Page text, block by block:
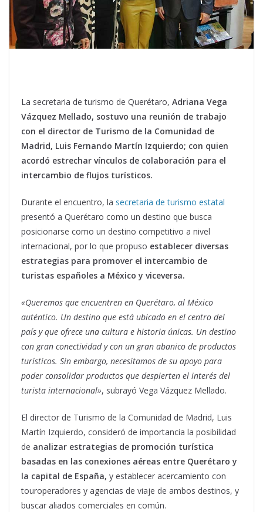
La secretaria de turismo de Querétaro, Adriana Vega
Vázquez Mellado, sostuvo una reunión de trabajo
con el director de Turismo de la Comunidad de
Madrid, Luis Fernando Martín Izquierdo; con quien
acordó estrechar vínculos de colaboración para el
intercambio de flujos turísticos.
Durante el encuentro, la secretaria de turismo estatal
presentó a Querétaro como un destino que busca
posicionarse como un destino competitivo a nivel
internacional, por lo que propuso establecer diversas
estrategias para promover el intercambio de
turistas españoles a México y viceversa.
«Queremos que encuentren en Querétaro, al México
auténtico. Un destino que está ubicado en el centro del
país y que ofrece una cultura e historia únicas. Un destino
con gran conectividad y con un gran abanico de productos
turísticos. Sin embargo, necesitamos de su apoyo para
poder consolidar productos que despierten el interés del
turista internacional», subrayó Vega Vázquez Mellado.
El director de Turismo de la Comunidad de Madrid, Luis
Martín Izquierdo, consideró de importancia la posibilidad
de analizar estrategias de promoción turística
basadas en las conexiones aéreas entre Querétaro y
la capital de España, y establecer acercamiento con
touroperadores y agencias de viaje de ambos destinos, y
buscar aliados comerciales en común.